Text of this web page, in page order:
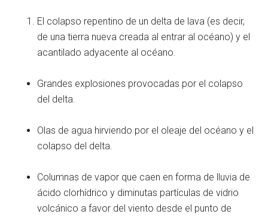
El colapso repentino de un delta de lava (es decir,
de una tierra nueva creada al entrar al océano) y el
acantilado adyacente al océano.
Grandes explosiones provocadas por el colapso
del delta.
Olas de agua hirviendo por el oleaje del océano y el
colapso del delta.
Columnas de vapor que caen en forma de lluvia de
ácido clorhídrico y diminutas partículas de vidrio
volcánico a favor del viento desde el punto de